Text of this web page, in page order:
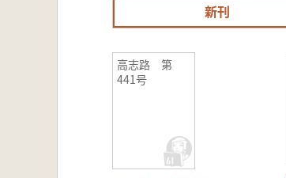
新刊
高志路 第
441号